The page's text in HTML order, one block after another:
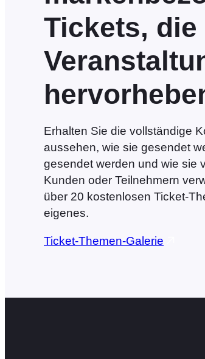
Tickets, die
Erhalten Sie die vollständige
aussehen, wie sie gesendet
gesendet werden und wie sie
Kunden oder Teilnehmern
über 20 kostenlosen Ticket-
eigenes.
Ticket-Themen-Galerie